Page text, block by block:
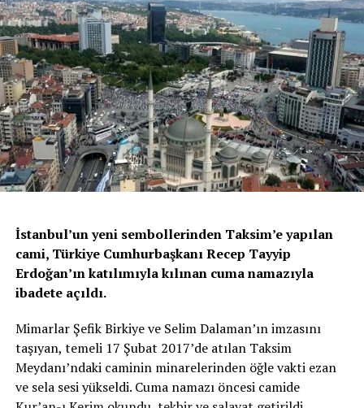
İstanbul’un yeni sembollerinden Taksim’e yapılan
cami, Türkiye Cumhurbaşkanı Recep Tayyip
Erdoğan’ın katılımıyla kılınan cuma namazıyla
ibadete açıldı.
Mimarlar Şefik Birkiye ve Selim Dalaman’ın imzasını
taşıyan, temeli 17 Şubat 2017’de atılan Taksim
Meydanı’ndaki caminin minarelerinden öğle vakti ezan
ve sela sesi yükseldi. Cuma namazı öncesi camide